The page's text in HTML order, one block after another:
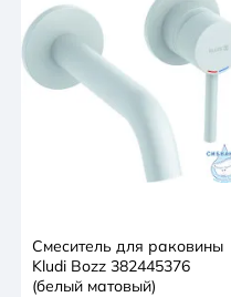
Смеситель для раковины
Kludi Bozz 382445376
(белый матовый)